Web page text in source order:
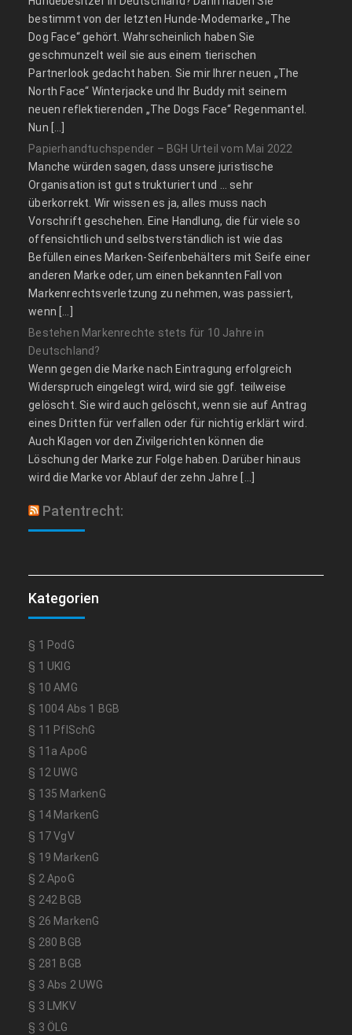
bestimmt von der letzten Hunde-Modemarke „The
Dog Face“ gehört. Wahrscheinlich haben Sie
geschmunzelt weil sie aus einem tierischen
Partnerlook gedacht haben. Sie mir Ihrer neuen „The
North Face“ Winterjacke und Ihr Buddy mit seinem
neuen reflektierenden „The Dogs Face“ Regenmantel.
Nun […]
Papierhandtuchspender – BGH Urteil vom Mai 2022
Manche würden sagen, dass unsere juristische
Organisation ist gut strukturiert und … sehr
überkorrekt. Wir wissen es ja, alles muss nach
Vorschrift geschehen. Eine Handlung, die für viele so
offensichtlich und selbstverständlich ist wie das
Befüllen eines Marken-Seifenbehälters mit Seife einer
anderen Marke oder, um einen bekannten Fall von
Markenrechtsverletzung zu nehmen, was passiert,
wenn […]
Bestehen Markenrechte stets für 10 Jahre in
Deutschland?
Wenn gegen die Marke nach Eintragung erfolgreich
Widerspruch eingelegt wird, wird sie ggf. teilweise
gelöscht. Sie wird auch gelöscht, wenn sie auf Antrag
eines Dritten für verfallen oder für nichtig erklärt wird.
Auch Klagen vor den Zivilgerichten können die
Löschung der Marke zur Folge haben. Darüber hinaus
wird die Marke vor Ablauf der zehn Jahre […]
Patentrecht:
Kategorien
§ 1 PodG
§ 1 UKlG
§ 10 AMG
§ 1004 Abs 1 BGB
§ 11 PflSchG
§ 11a ApoG
§ 12 UWG
§ 135 MarkenG
§ 14 MarkenG
§ 17 VgV
§ 19 MarkenG
§ 2 ApoG
§ 242 BGB
§ 26 MarkenG
§ 280 BGB
§ 281 BGB
§ 3 Abs 2 UWG
§ 3 LMKV
§ 3 ÖLG